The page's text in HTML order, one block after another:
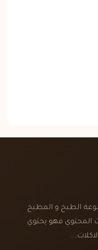
الطبخ و المطبخ
المحتوي فهو يحتوي